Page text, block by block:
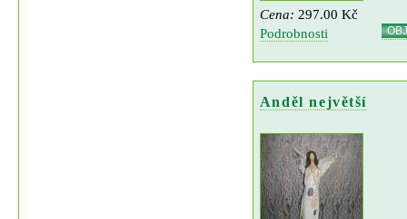
Cena: 297.00 Kč
Podrobnosti
Anděl největší